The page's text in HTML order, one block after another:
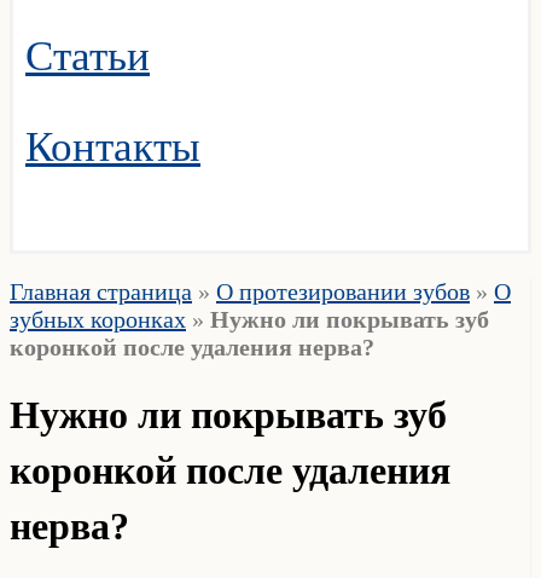
Статьи
Контакты
Главная страница » О протезировании зубов » О
зубных коронках » Нужно ли покрывать зуб
коронкой после удаления нерва?
Нужно ли покрывать зуб
коронкой после удаления
нерва?